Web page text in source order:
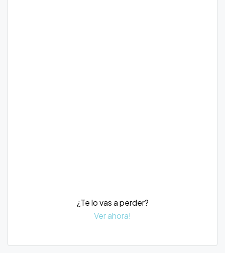
¿Te lo vas a perder?
Ver ahora!